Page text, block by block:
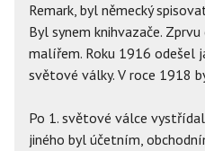
Remark, byl německý
Byl synem knihvazače.
malířem. Roku 1916 odešel
světové války. V roce 1918
Po 1. světové válce
jiného byl účetním,